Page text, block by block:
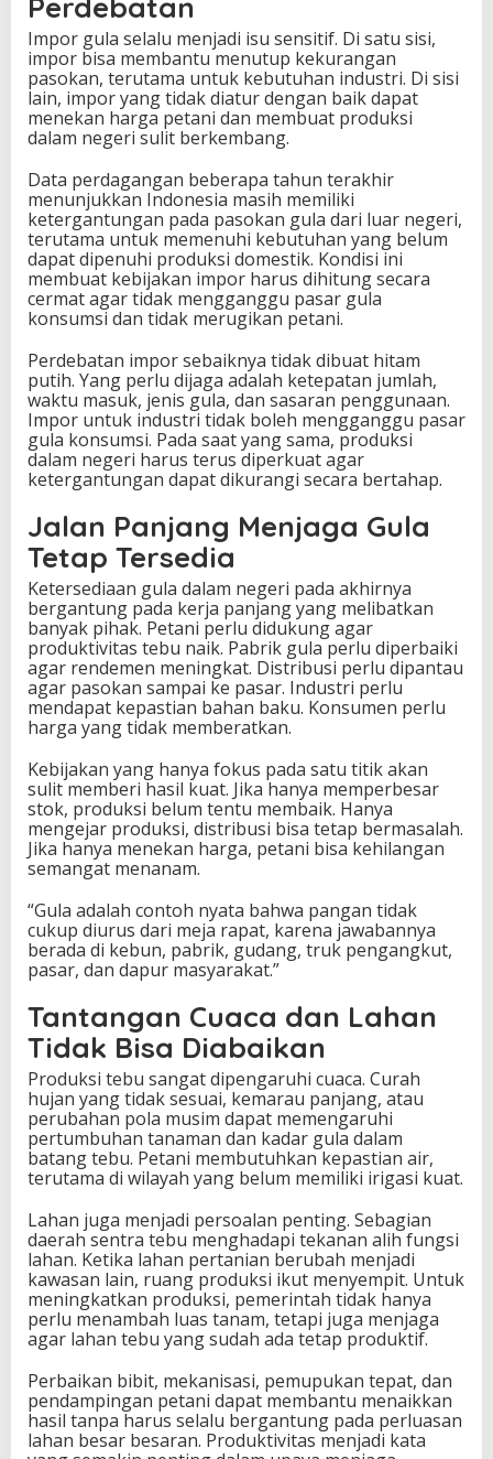
Perdebatan
Impor gula selalu menjadi isu sensitif. Di satu sisi,
impor bisa membantu menutup kekurangan
pasokan, terutama untuk kebutuhan industri. Di sisi
lain, impor yang tidak diatur dengan baik dapat
menekan harga petani dan membuat produksi
dalam negeri sulit berkembang.
Data perdagangan beberapa tahun terakhir
menunjukkan Indonesia masih memiliki
ketergantungan pada pasokan gula dari luar negeri,
terutama untuk memenuhi kebutuhan yang belum
dapat dipenuhi produksi domestik. Kondisi ini
membuat kebijakan impor harus dihitung secara
cermat agar tidak mengganggu pasar gula
konsumsi dan tidak merugikan petani.
Perdebatan impor sebaiknya tidak dibuat hitam
putih. Yang perlu dijaga adalah ketepatan jumlah,
waktu masuk, jenis gula, dan sasaran penggunaan.
Impor untuk industri tidak boleh mengganggu pasar
gula konsumsi. Pada saat yang sama, produksi
dalam negeri harus terus diperkuat agar
ketergantungan dapat dikurangi secara bertahap.
Jalan Panjang Menjaga Gula
Tetap Tersedia
Ketersediaan gula dalam negeri pada akhirnya
bergantung pada kerja panjang yang melibatkan
banyak pihak. Petani perlu didukung agar
produktivitas tebu naik. Pabrik gula perlu diperbaiki
agar rendemen meningkat. Distribusi perlu dipantau
agar pasokan sampai ke pasar. Industri perlu
mendapat kepastian bahan baku. Konsumen perlu
harga yang tidak memberatkan.
Kebijakan yang hanya fokus pada satu titik akan
sulit memberi hasil kuat. Jika hanya memperbesar
stok, produksi belum tentu membaik. Hanya
mengejar produksi, distribusi bisa tetap bermasalah.
Jika hanya menekan harga, petani bisa kehilangan
semangat menanam.
“Gula adalah contoh nyata bahwa pangan tidak
cukup diurus dari meja rapat, karena jawabannya
berada di kebun, pabrik, gudang, truk pengangkut,
pasar, dan dapur masyarakat.”
Tantangan Cuaca dan Lahan
Tidak Bisa Diabaikan
Produksi tebu sangat dipengaruhi cuaca. Curah
hujan yang tidak sesuai, kemarau panjang, atau
perubahan pola musim dapat memengaruhi
pertumbuhan tanaman dan kadar gula dalam
batang tebu. Petani membutuhkan kepastian air,
terutama di wilayah yang belum memiliki irigasi kuat.
Lahan juga menjadi persoalan penting. Sebagian
daerah sentra tebu menghadapi tekanan alih fungsi
lahan. Ketika lahan pertanian berubah menjadi
kawasan lain, ruang produksi ikut menyempit. Untuk
meningkatkan produksi, pemerintah tidak hanya
perlu menambah luas tanam, tetapi juga menjaga
agar lahan tebu yang sudah ada tetap produktif.
Perbaikan bibit, mekanisasi, pemupukan tepat, dan
pendampingan petani dapat membantu menaikkan
hasil tanpa harus selalu bergantung pada perluasan
lahan besar besaran. Produktivitas menjadi kata